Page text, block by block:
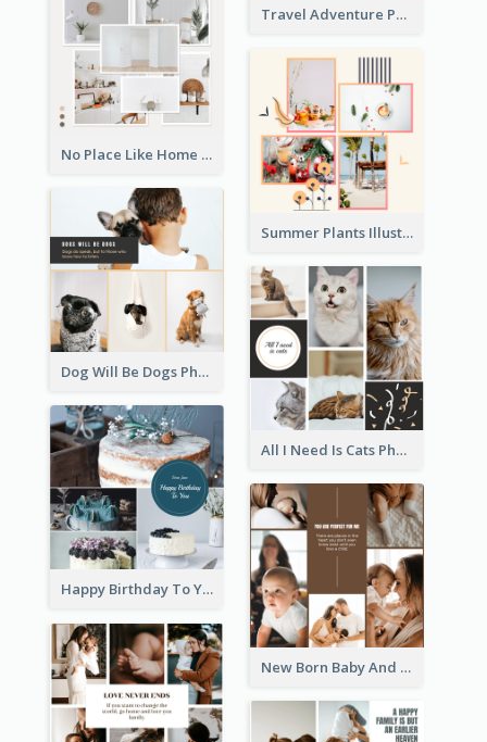
Travel Adventure Photo Collage
No Place Like Home Photo Collage
Summer Plants Illustration Photo Collage
Dog Will Be Dogs Photo Collage
All I Need Is Cats Photo Collage
Happy Birthday To You Cakes Photo Collage
New Born Baby And Family Photo Collage